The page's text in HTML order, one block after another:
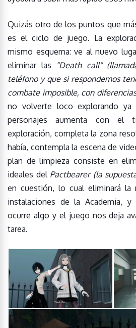
Quizás otro de los puntos que
es el ciclo de juego. La
mismo esquema: ve al nuevo
eliminar las
“Death call”
teléfono y que si respondemos
combate imposible, con
no volverte loco explorando
personajes aumenta con el
exploración, completa la zona
había, contempla la escena de
plan de limpieza consiste en
ideales del Pactbearer (la
en cuestión, lo cual eliminará la
instalaciones de la Academia,
ocurre algo y el juego nos deja
tarea.